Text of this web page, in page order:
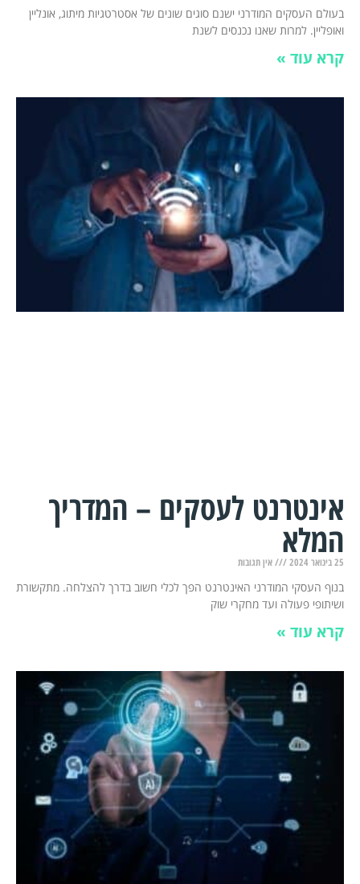
בעולם העסקים המודרני ישנם סוגים שונים של אסטרטגיות מיתוג, אונליין
ואופליין. למרות שאנו נכנסים לשנת
קרא עוד »
אינטרנט לעסקים – המדריך
המלא
25 בינואר 2024 אין תגובות
בנוף העסקי המודרני האינטרנט הפך לכלי חשוב בדרך להצלחה. מתקשורת
ושיתופי פעולה ועד מחקרי שוק
קרא עוד »